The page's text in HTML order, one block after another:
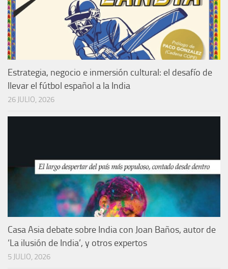
Estrategia, negocio e inmersión cultural: el desafío de
llevar el fútbol español a la India
26 JULIO, 2026
Casa Asia debate sobre India con Joan Baños, autor de
‘La ilusión de India’, y otros expertos
5 JULIO, 2026